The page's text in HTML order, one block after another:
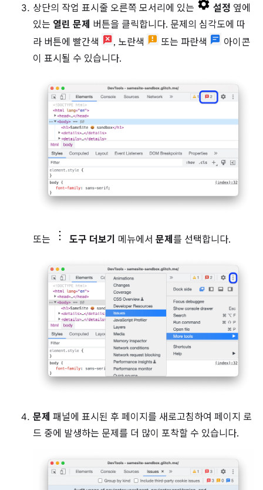
상단의 작업 표시줄 오른쪽 모서리에 있는 설정 옆에
있는 열린 문제 버튼을 클릭합니다. 문제의 심각도에 따
라 버튼에 빨간색
, 노란색 또는 파란색
아이콘
이 표시될 수 있습니다.
또는 도구 더보기 메뉴에서 문제 를 선택합니다.
문제 패널에 표시된 후 페이지를 새로고침하여 페이지 로
드 중에 발생하는 문제를 더 많이 포착할 수 있습니다.